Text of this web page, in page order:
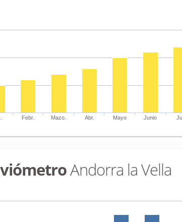
Febr. Mazo. Abr. Mayo Junio
Andorra la Vella